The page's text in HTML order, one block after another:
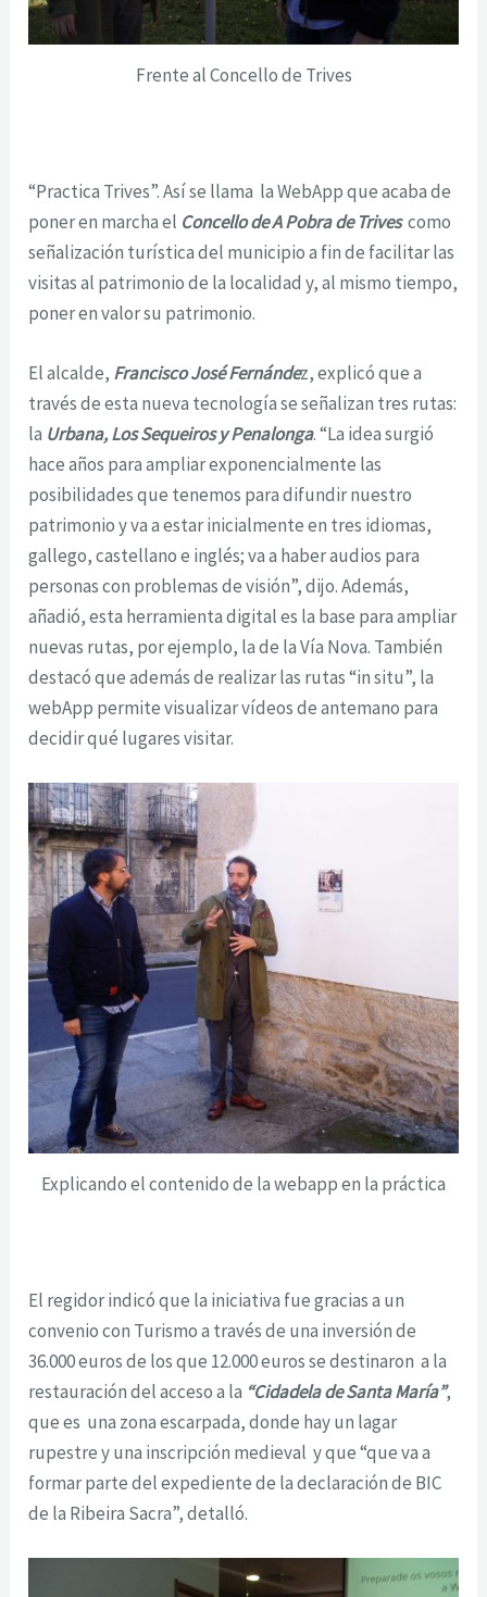
Frente al Concello de Trives
“Practica Trives”. Así se llama la WebApp que acaba de
poner en marcha el Concello de A Pobra de Trivescomo
señalización turística del municipio a fin de facilitar las
visitas al patrimonio de la localidad y, al mismo tiempo,
poner en valor su patrimonio.
El alcalde, Francisco José Fernández, explicó que a
través de esta nueva tecnología se señalizan tres rutas:
la Urbana, Los Sequeiros y Penalonga. “La idea surgió
hace años para ampliar exponencialmente las
posibilidades que tenemos para difundir nuestro
patrimonio y va a estar inicialmente en tres idiomas,
gallego, castellano e inglés; va a haber audios para
personas con problemas de visión”, dijo. Además,
añadió, esta herramienta digital es la base para ampliar
nuevas rutas, por ejemplo, la de la Vía Nova. También
destacó que además de realizar las rutas “in situ”, la
webApp permite visualizar vídeos de antemano para
decidir qué lugares visitar.
Explicando el contenido de la webapp en la práctica
El regidor indicó que la iniciativa fue gracias a un
convenio con Turismo a través de una inversión de
36.000 euros de los que 12.000 euros se destinaron a la
restauración del acceso a la “Cidadela de Santa María”,
que es una zona escarpada, donde hay un lagar
rupestre y una inscripción medieval y que “que va a
formar parte del expediente de la declaración de BIC
de la Ribeira Sacra”, detalló.